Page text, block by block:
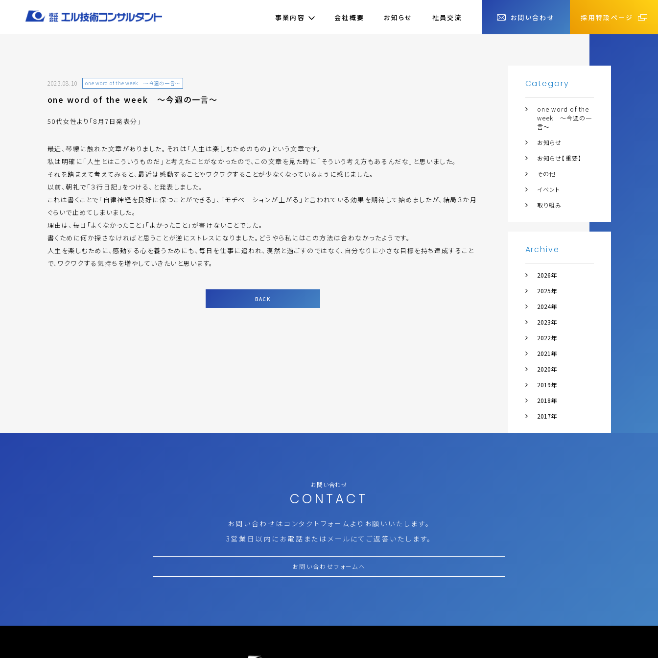
事業内容 会社概要 お知らせ 社員交流 お問い合わせ 採用特設ページ
2023.08.10 one word of the week ～今週の一言～
one word of the week ～今週の一言～
50代女性より「8月7日発表分」
最近、琴線に触れた文章がありました。それは「人生は楽しむためのもの」という文章です。
私は明確に「人生とはこういうものだ」と考えたことがなかったので、この文章を見た時に「そういう考え方もあるんだな」と思いました。
それを踏まえて考えてみると、最近は感動することやワクワクすることが少なくなっているように感じました。
以前、朝礼で「３行日記」をつける、と発表しました。
これは書くことで「自律神経を良好に保つことができる」、「モチベーションが上がる」と言われている効果を期待して始めましたが、結局３か月
ぐらいで止めてしまいました。
理由は、毎日「よくなかったこと」「よかったこと」が書けないことでした。
書くために何か探さなければと思うことが逆にストレスになりました。どうやら私にはこの方法は合わなかったようです。
人生を楽しむために、感動する心を養うためにも、毎日を仕事に追われ、漠然と過ごすのではなく、自分なりに小さな目標を持ち達成すること
で、ワクワクする気持ちを増やしていきたいと思います。
BACK
Category
one word of the
week ～今週の一
言～
お知らせ
お知らせ【重要】
その他
イベント
取り組み
Archive
2026年
2025年
2024年
2023年
2022年
2021年
2020年
2019年
2018年
2017年
お問い合わせ
CONTACT
お問い合わせはコンタクトフォームより お願いいたします。
3営業日以内にお電話またはメールにて ご返答いたします。
お問い合わせフォームへ